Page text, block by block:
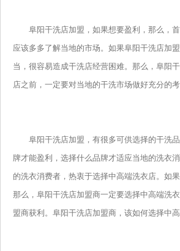
阜阳干洗店加盟，如果想要盈利，那么，首
应该多多了解当地的市场。如果阜阳干洗店加
当，很容易造成干洗店经营困难。那么，阜阳
店之前，一定要对当地的干洗市场做好充分的考
阜阳干洗店加盟，有很多可供选择的干洗品
牌才能盈利，选择什么品牌才适应当地的洗衣
的洗衣消费者，热衷于选择中高端洗衣店。如
那么，阜阳干洗店加盟商一定要选择中高端洗
盟商获利。阜阳干洗店加盟商，该如何选择中